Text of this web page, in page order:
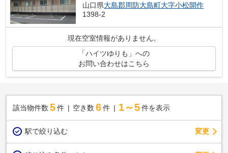
山口県大島郡周防大島町大字小松開作
1398-2
現在空室情報がありません。
「ハイツゆりも」への
お問い合わせはこちら
該当物件数 5件 空き数 6 件 1～5 件を表示
駅で絞り込む 変更